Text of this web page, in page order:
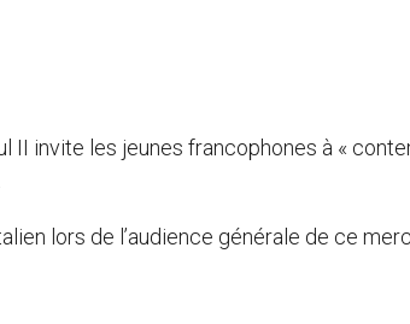
II invite les jeunes francophones à «
lors de l’audience générale de ce